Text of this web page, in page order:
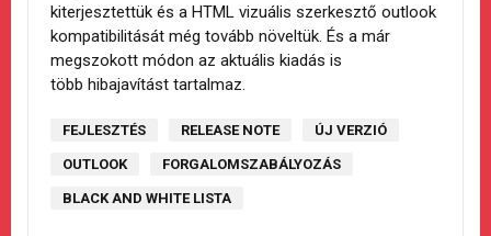
kiterjesztettük és a HTML vizuális szerkesztő outlook
kompatibilitását még tovább növeltük. És a már
megszokott módon az aktuális kiadás is
több hibajavítást tartalmaz.
FEJLESZTÉS RELEASE NOTE ÚJ VERZIÓ
OUTLOOK FORGALOMSZABÁLYOZÁS
BLACK AND WHITE LISTA